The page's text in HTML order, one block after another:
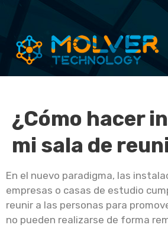
¿Cómo hacer
mi sala de
En el nuevo paradigma, las
empresas o casas de estudio
reunir a las personas para
no pueden realizarse de forma